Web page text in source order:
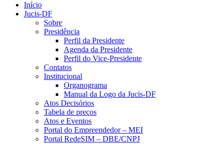
Início
Jucis-DF
Sobre
Presidência
Perfil da Presidente
Agenda da Presidente
Perfil do Vice-Presidente
Contatos
Institucional
Organograma
Manual da Logo da Jucis-DF
Atos Decisórios
Tabela de preços
Atos e Eventos
Portal do Empreendedor – MEI
Portal RedeSIM – DBE/CNPJ